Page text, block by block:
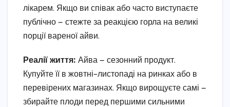
лікарем. Якщо ви співак або часто виступаєте
публічно — стежте за реакцією горла на великі
порції вареної айви.
Реалії життя: Айва — сезонний продукт.
Купуйте її в жовтні–листопаді на ринках або в
перевірених магазинах. Якщо вирощуєте самі —
збирайте плоди перед першими сильними